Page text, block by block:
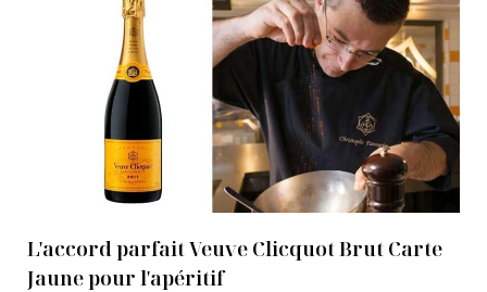
L'accord parfait Veuve Clicquot Brut Carte
Jaune pour l'apéritif